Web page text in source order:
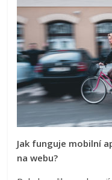
Jak funguje mobilní
na webu?